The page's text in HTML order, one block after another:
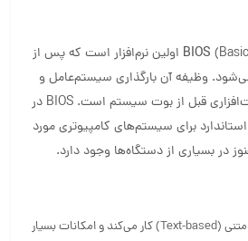
BIOS (Basic Input/Output System) اولین نرم‌افزار است که پس از
وظیفه آن بارگذاری سیستم‌عامل و
انجام برخی تنظیمات سخت‌افزاری قبل از بوت سیستم است. BIOS در
برای سیستم‌های کامپیوتری مورد
در بسیاری از دستگاه‌ها وجود دارد.
بیشتر با رابط متنی (Text-based) کار می‌کند و امکانات بسیار